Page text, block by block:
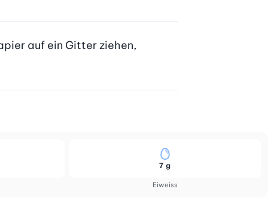
auf ein Gitter ziehen,
Eiweiss
7 g